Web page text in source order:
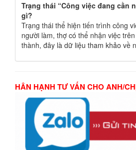
Trạng thái “Công việc đang cần
gì?
Trạng thái thể hiện tiến trình công
người làm, thợ có thể nhận việc
thành, đây là dữ liệu tham khảo về
HÂN HẠNH TƯ VẤN CHO ANH/